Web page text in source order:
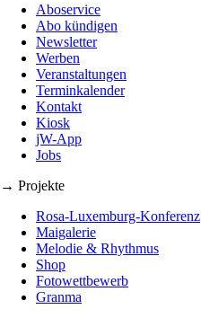
Aboservice
Abo kündigen
Newsletter
Werben
Veranstaltungen
Terminkalender
Kontakt
Kiosk
jW-App
Jobs
→ Projekte
Rosa-Luxemburg-Konferenz
Maigalerie
Melodie & Rhythmus
Shop
Fotowettbewerb
Granma